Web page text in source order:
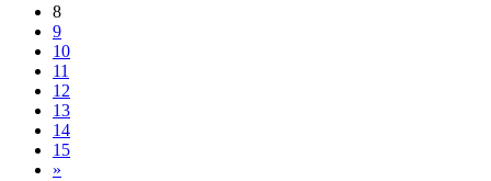
8
9
10
11
12
13
14
15
»